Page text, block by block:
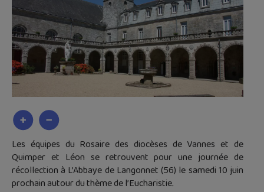
Les équipes du Rosaire des diocèses de Vannes et de
Quimper et Léon se retrouvent pour une journée de
récollection à L’Abbaye de Langonnet (56) le samedi 10 juin
prochain autour du thème de l’Eucharistie.